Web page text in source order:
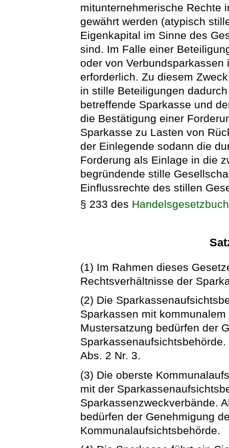
mitunternehmerische Rechte
gewährt werden (atypisch
Eigenkapital im Sinne des
sind. Im Falle einer
oder von
erforderlich. Zu diesem
in stille Beteiligungen
betreffende Sparkasse und
die Bestätigung einer
Sparkasse zu Lasten von
der Einlegende sodann die
Forderung als Einlage in die
begründende stille
Einflussrechte des stillen
§ 233 des
(1) Im Rahmen dieses
Rechtsverhältnisse der
(2) Die
Sparkassen mit
Mustersatzung bedürfen der
Abs. 2 Nr. 3.
(3) Die oberste
mit der
Sparkassenzweckverbände.
bedürfen der Genehmigung
Kommunalaufsichtsbehörde.